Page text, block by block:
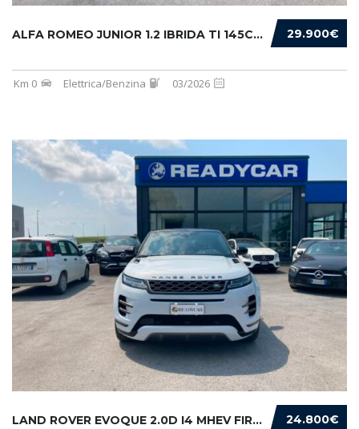
29.900€
ALFA ROMEO JUNIOR 1.2 IBRIDA TI 145CV EDCT6
Km 0 Elettrica/Benzina 03/2026
24.800€
LAND ROVER EVOQUE 2.0D I4 MHEV FIRST EDITION...